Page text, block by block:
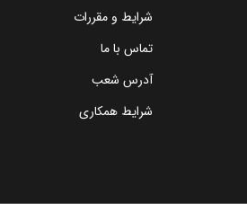
شرایط و مقررات
تماس با ما
آدرس شعب
شرایط همکاری